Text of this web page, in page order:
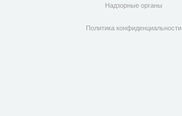
Надзорные органы
Политика конфиденциальности